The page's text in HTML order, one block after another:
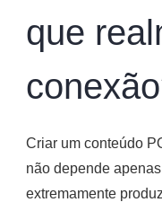
que
Criar um conteúdo
não depende
extremamente